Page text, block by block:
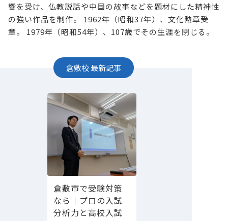
響を受け、仏教説話や中国の故事などを題材にした精神性
の強い作品を制作。 1962年（昭和37年）、文化勲章受
章。 1979年（昭和54年）、107歳でその生涯を閉じる。
倉敷校最新記事
倉敷市で受験対策
なら｜プロの入試
分析力と高校入試